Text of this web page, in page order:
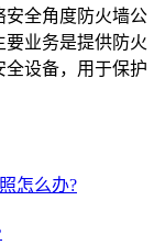
安全角度防火墙公
要业务是提供防火
设备，用于保护